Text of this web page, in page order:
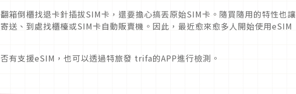
箱倒櫃找退卡針插拔SIM卡，還要擔心搞丟原始SIM卡。隨買隨用的特性也讓
送、到處找櫃檯或SIM卡自動販賣機。因此，最近愈來愈多人開始使用eSIM
有支援eSIM，也可以透過特旅發 trifa的APP進行檢測。